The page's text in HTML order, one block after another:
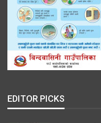
EDITOR PICKS